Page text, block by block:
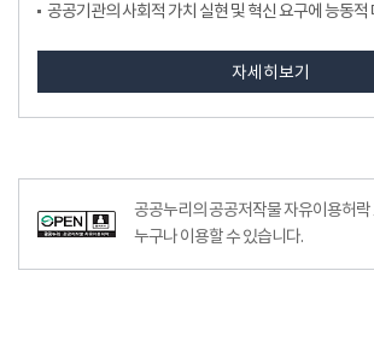
공공기관의 사회적 가치 실현 및 혁신 요구에 능동적
자세히보기
공공누리의 공공저작물 자유이용허
누구나 이용할 수 있습니다.